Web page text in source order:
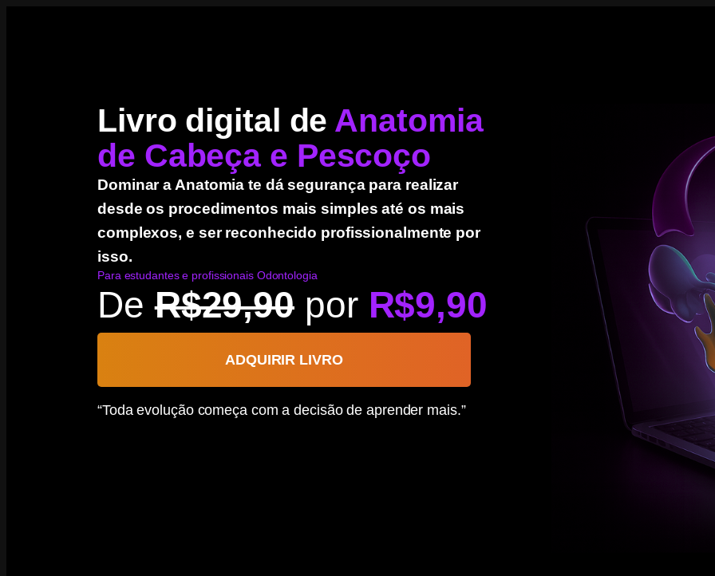
Livro digital de Anatomia
de Cabeça e Pescoço
Dominar a Anatomia te dá segurança para realizar
desde os procedimentos mais simples até os mais
complexos, e ser reconhecido profissionalmente por
isso.
Para estudantes e profissionais Odontologia
DeR$29,90 porR$9,90
ADQUIRIR LIVRO
“Toda evolução começa com a decisão de aprender mais.”